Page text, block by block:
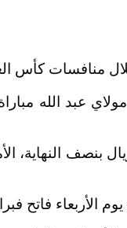
منافسات كأس
عبد الله
بنصف
فاتح